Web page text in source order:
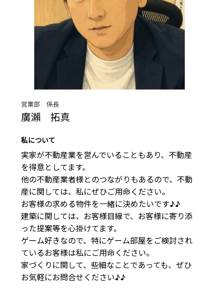
営業部 係長
廣瀨 拓真
私について
実家が不動産業を営んでいることもあり、不動産
を得意としてます。
他の不動産業者様とのつながりもあるので、不動
産に関しては、私にぜひご用命ください。
お客様の求める物件を一緒に決めたいです♪♪
建築に関しては、お客様目線で、お客様に寄り添
った提案等を心掛けてます。
ゲーム好きなので、特にゲーム部屋をご検討され
ているお客様は私にご用命ください。
家づくりに関して、些細なことであっても、ぜひ
お気軽にお問合せください♪♪